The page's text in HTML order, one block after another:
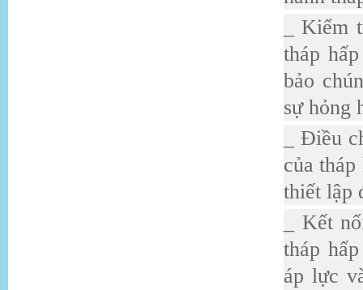
_
tháp
bảo
sự hỏng
_ Điều
của
thiết lập
_ Kết
tháp
áp lực